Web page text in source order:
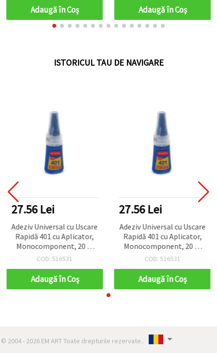
Ornamente, Aranjamente
de Masă și Mărturii de
Nuntă
Adaugă în Coş
proiecte handmade & DIY,
pachet 100 bucăți
Adaugă în Coş
ISTORICUL TAU DE NAVIGARE
27.56 Lei
Adeziv Universal cu Uscare
Rapidă 401 cu Aplicator,
Monocomponent, 20 g,
pentru hobby & craft
COD: 516531
Adaugă în Coş
27.56 Lei
Adeziv Universal cu Uscare
Rapidă 401 cu Aplicator,
Monocomponent, 20 g,
pentru hobby & craft
COD: 516531
Adaugă în Coş
© 2004 - 2026 EM ART Toate drepturile rezervate..